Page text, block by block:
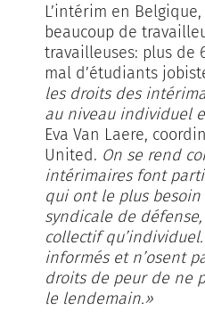
L’intérim en
beaucoup de
travailleuses: plus de
mal d’étudiants
les droits des
au niveau individuel
Eva Van Laere,
United. On se rend
intérimaires font
qui ont le plus
syndicale de
collectif
informés et n’osent
droits de peur de ne
le lendemain.»